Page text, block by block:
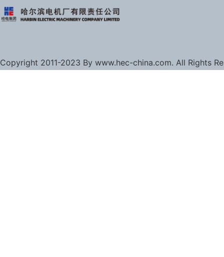
Copyright 2011-2023 By www.hec-china.com. All Rights